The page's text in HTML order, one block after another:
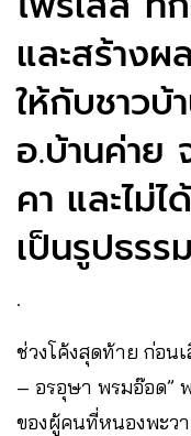
และสร้าง
ให้กับชาวบ้
อ.บ้านค่าย
คา และไม่
เป็นรูปธรรม
.
ช่วงโค้งสุดท้าย ก่อน
– อรอุษา พรมอ๊อด”
ของผู้คนที่หนองพะว